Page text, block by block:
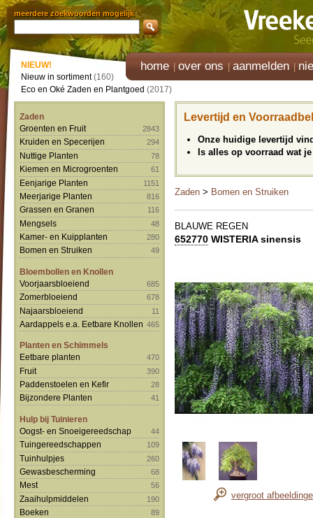
meerdere zoekwoorden mogelijk
home over ons aanmelden
NIEUW!
Nieuw in sortiment(160)
Eco en Oké Zaden en Plantgoed (2017)
Zaden
Groenten en Fruit
2843
Kruiden en Specerijen 294
Nuttige Planten 78
Kiemen en Microgroenten 61
Eenjarige Planten 1151
Meerjarige Planten 816
Grassen en Granen 116
Mengsels 48
Kamer- en Kuipplanten 280
Bomen en Struiken 49
Bloembollen en Knollen
Voorjaarsbloeiend
685
Zomerbloeiend 678
Najaarsbloeiend 11
Aardappels e.a. Eetbare Knollen 465
Planten en Schimmels
Eetbare planten
470
Fruit 390
Paddenstoelen en Kefir 28
Bijzondere Planten 41
Hulp bij Tuinieren
Oogst- en Snoeigereedschap
44
Tuingereedschappen 109
Tuinhulpjes 260
Gewasbescherming 68
Mest 56
Zaaihulpmiddelen 190
Boeken 89
Levertijd en
Onze huidige levertijd
Is alles op voorraad wat
Zaden > Bomen en Struiken
BLAUWE REGEN
652770 WISTERIA sinensis
vergroot